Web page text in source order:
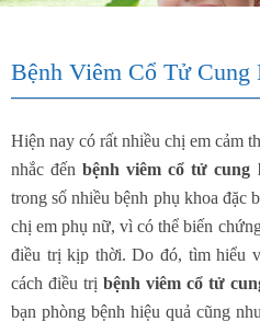
Bệnh Viêm Cổ Tử Cung
Hiện nay có rất nhiều chị em cảm
nhắc đếnbệnh viêm cổ tử cung
trong số nhiều bệnh phụ khoa đặc
chị em phụ nữ, vì có thể biến
điều trị kịp thời. Do đó, tìm hiểu
cách điều trị bệnh viêm cổ tử
bạn phòng bệnh hiệu quả cũng